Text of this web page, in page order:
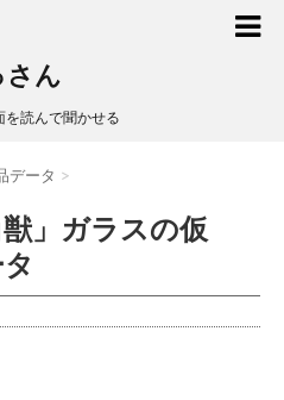
さん
を読んで聞かせる
データ >
獣」ガラスの仮